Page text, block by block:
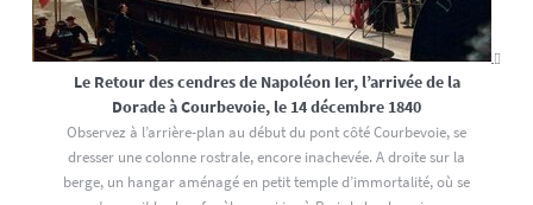
Le Retour des cendres de Napoléon Ier, l’arrivée de la
Dorade à Courbevoie, le 14 décembre 1840
Observez à l’arrière-plan au début du pont côté Courbevoie, se
dresser une colonne rostrale, encore inachevée. A droite sur la
berge, un hangar aménagé en petit temple d’immortalité, où se